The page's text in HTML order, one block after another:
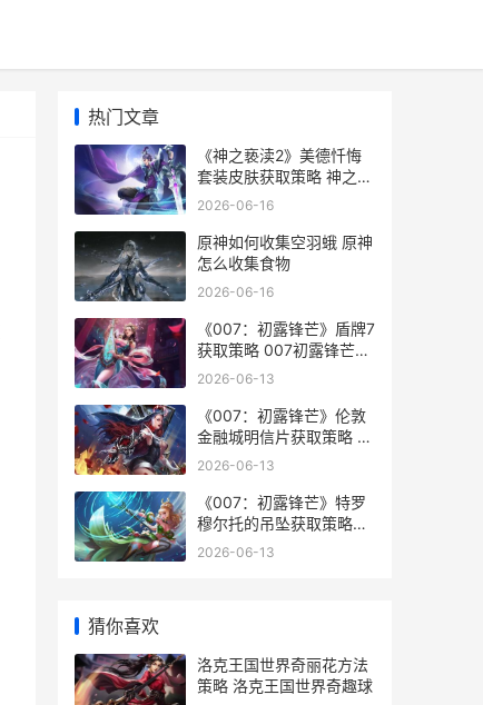
热门文章
《神之亵渎2》美德忏悔
套装皮肤获取策略 神之亵
渎2空中冲刺怎么获得
2026-06-16
原神如何收集空羽蛾 原神
怎么收集食物
2026-06-16
《007：初露锋芒》盾牌7
获取策略 007初露锋芒电
影完整版在线观看
2026-06-13
《007：初露锋芒》伦敦
金融城明信片获取策略 初
露锋芒007
2026-06-13
《007：初露锋芒》特罗
穆尔托的吊坠获取策略
007初露锋芒评分
2026-06-13
猜你喜欢
洛克王国世界奇丽花方法
策略 洛克王国世界奇趣球